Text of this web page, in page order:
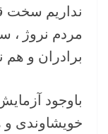
نداریم سخت
مردم نروژ ،
برادران و هم
باوجود
خویشاوندی و